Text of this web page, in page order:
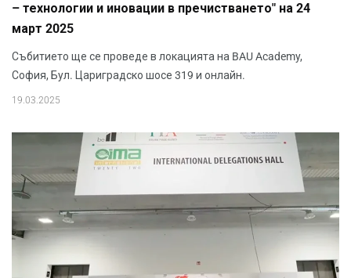
– технологии и иновации в пречистването" на 24
март 2025
Събитието ще се проведе в локацията на BAU Academy,
София, Бул. Цариградско шосе 319 и онлайн.
19.03.2025